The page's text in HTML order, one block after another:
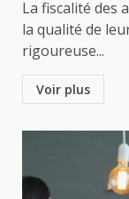
La fiscalité des
la qualité de
rigoureuse...
Voir plus